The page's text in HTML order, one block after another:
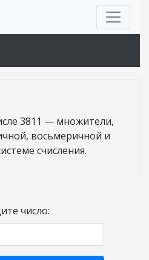
3811 — множители,
восьмеричной и
счисления.
число: